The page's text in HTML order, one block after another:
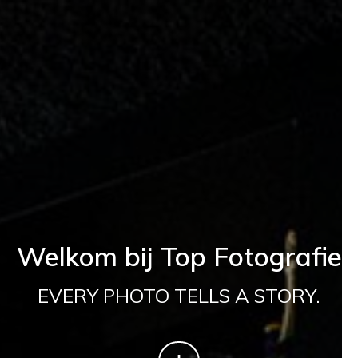
Welkom bij Top Fotografie
EVERY PHOTO TELLS A STORY.